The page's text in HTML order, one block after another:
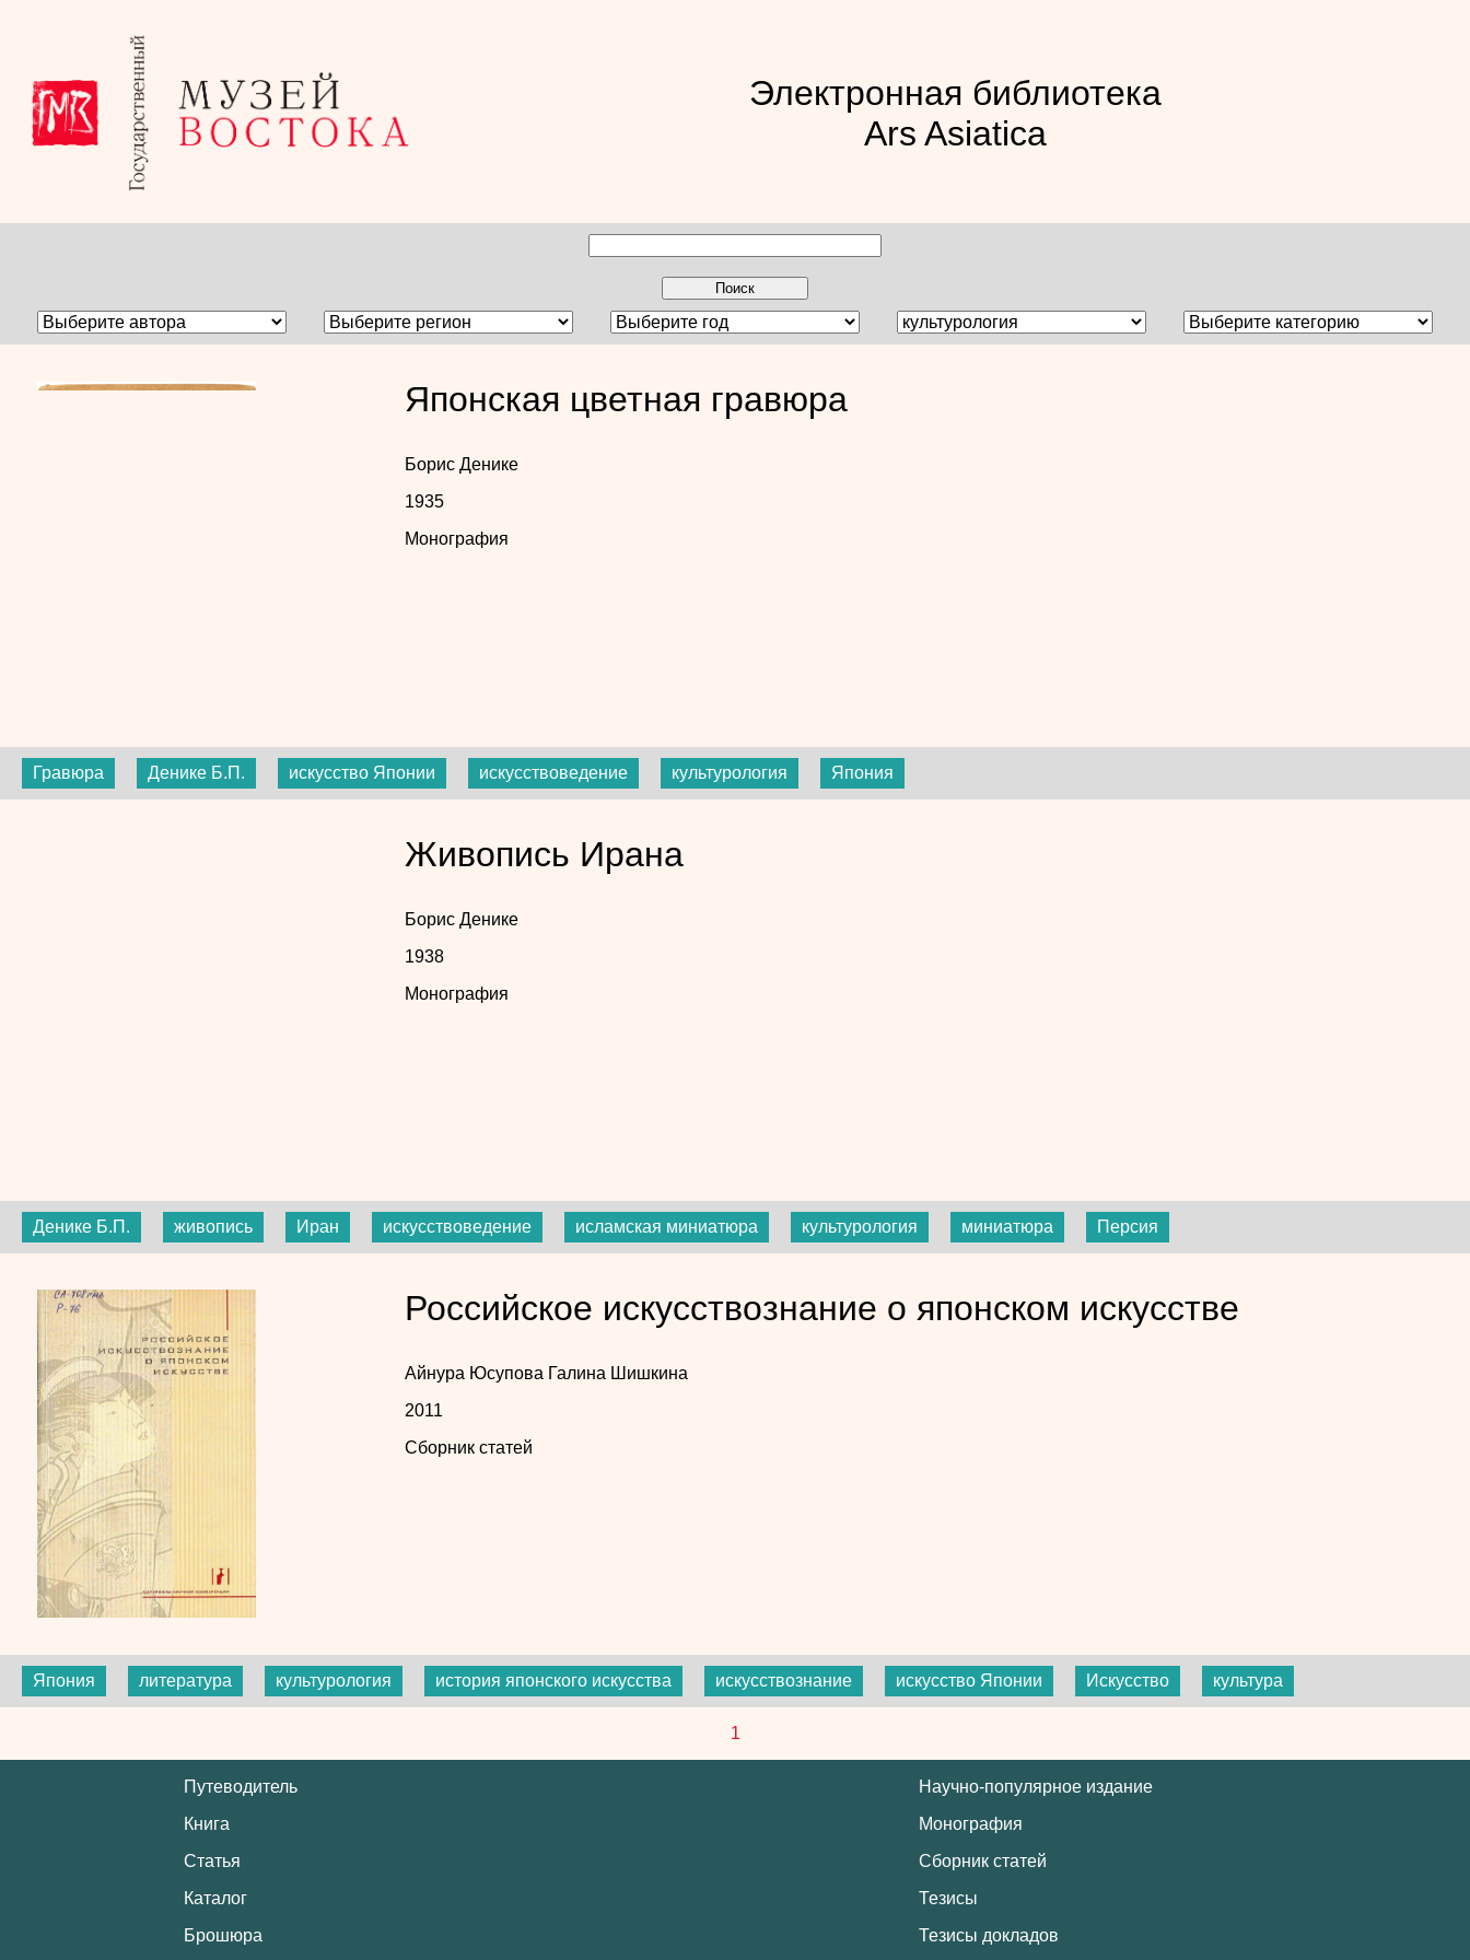
Электронная библиотека
Ars Asiatica
Японская цветная гравюра
Борис Денике
1935
Монография
Гравюра Денике Б.П. искусство Японии искусствоведение культурология Япония
Живопись Ирана
Борис Денике
1938
Монография
Денике Б.П. живопись Иран искусствоведение исламская миниатюра культурология миниатюра Персия
Российское искусствознание о японском искусстве
Айнура Юсупова Галина Шишкина
2011
Сборник статей
Япония литература культурология история японского искусства искусствознание искусство Японии Искусство культура
1
Путеводитель
Книга
Статья
Каталог
Брошюра
Научно-популярное издание
Монография
Сборник статей
Тезисы
Тезисы докладов